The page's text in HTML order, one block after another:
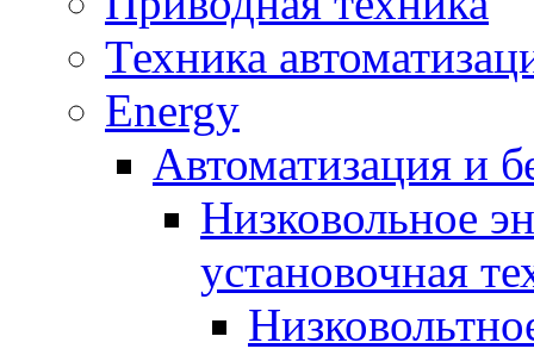
Техника
Energy
Автоматизация и
Низковольное
установочная